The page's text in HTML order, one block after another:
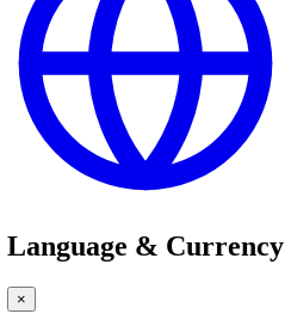
Language & Currency
×